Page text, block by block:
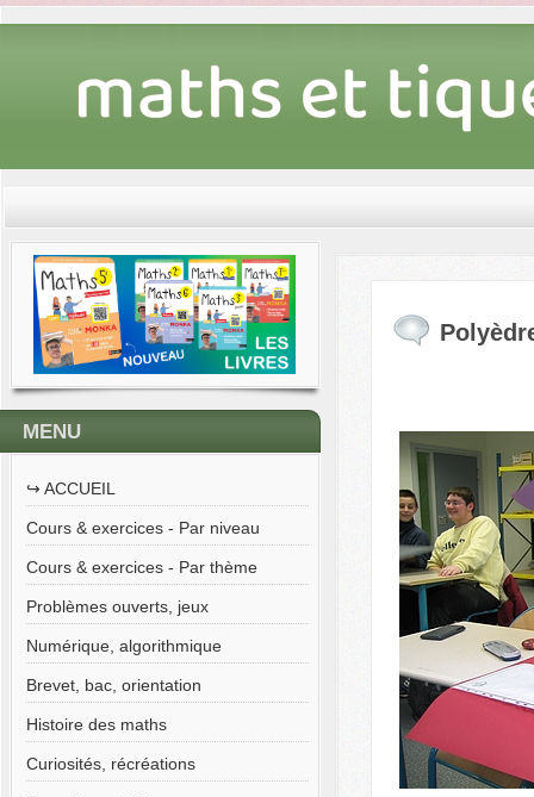
MENU
↪︎ ACCUEIL
Cours & exercices - Par niveau
Cours & exercices - Par thème
Problèmes ouverts, jeux
Numérique, algorithmique
Brevet, bac, orientation
Histoire des maths
Curiosités, récréations